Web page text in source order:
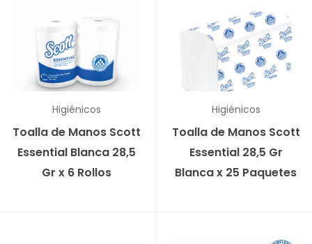
Higiénicos
Toalla de Manos Scott
Essential Blanca 28,5
Gr x 6 Rollos
Higiénicos
Toalla de Manos Scott
Essential 28,5 Gr
Blanca x 25 Paquetes